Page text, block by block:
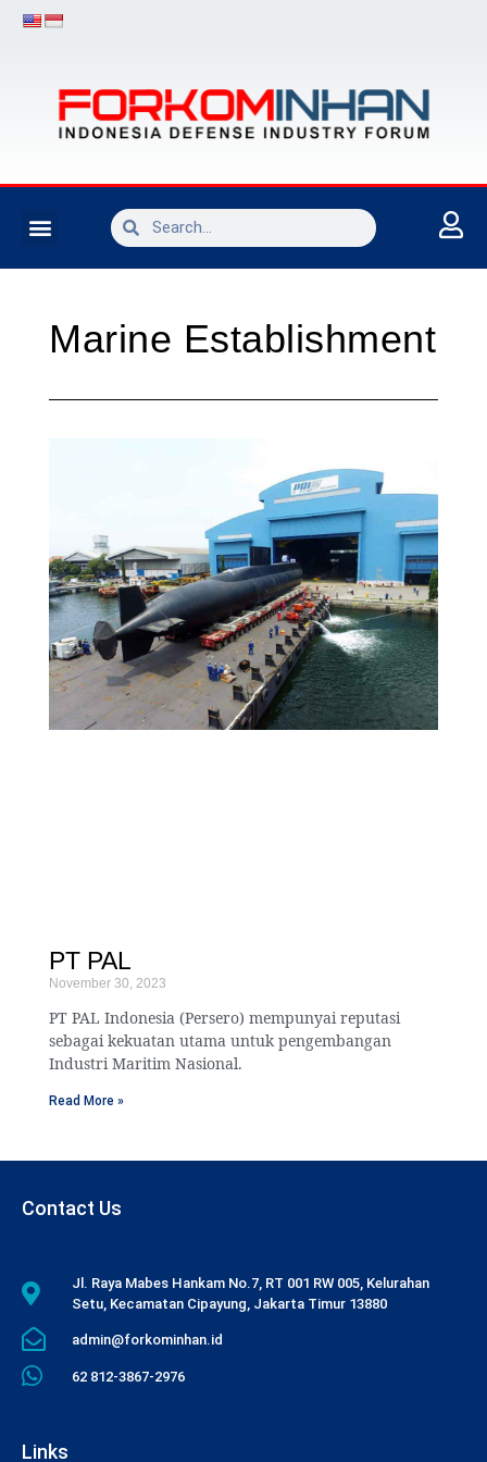
Marine Establishment
PT PAL
November 30, 2023
PT PAL Indonesia (Persero) mempunyai reputasi
sebagai kekuatan utama untuk pengembangan
Industri Maritim Nasional.
Read More »
Contact Us
Jl. Raya Mabes Hankam No.7, RT 001 RW 005, Kelurahan
Setu, Kecamatan Cipayung, Jakarta Timur 13880
admin@forkominhan.id
62 812-3867-2976
Links